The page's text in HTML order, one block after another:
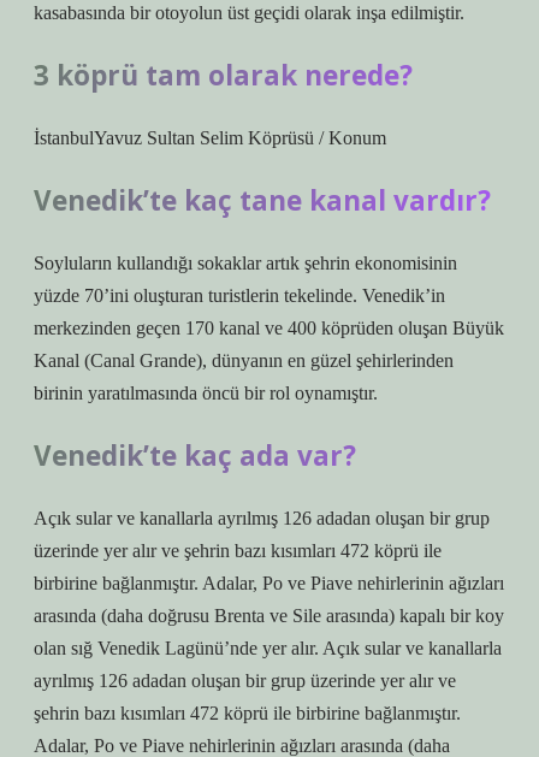
kasabasında bir otoyolun üst geçidi olarak inşa edilmiştir.
3 köprü tam olarak nerede?
İstanbulYavuz Sultan Selim Köprüsü / Konum
Venedik’te kaç tane kanal vardır?
Soyluların kullandığı sokaklar artık şehrin ekonomisinin
yüzde 70’ini oluşturan turistlerin tekelinde. Venedik’in
merkezinden geçen 170 kanal ve 400 köprüden oluşan Büyük
Kanal (Canal Grande), dünyanın en güzel şehirlerinden
birinin yaratılmasında öncü bir rol oynamıştır.
Venedik’te kaç ada var?
Açık sular ve kanallarla ayrılmış 126 adadan oluşan bir grup
üzerinde yer alır ve şehrin bazı kısımları 472 köprü ile
birbirine bağlanmıştır. Adalar, Po ve Piave nehirlerinin ağızları
arasında (daha doğrusu Brenta ve Sile arasında) kapalı bir koy
olan sığ Venedik Lagünü’nde yer alır. Açık sular ve kanallarla
ayrılmış 126 adadan oluşan bir grup üzerinde yer alır ve
şehrin bazı kısımları 472 köprü ile birbirine bağlanmıştır.
Adalar, Po ve Piave nehirlerinin ağızları arasında (daha